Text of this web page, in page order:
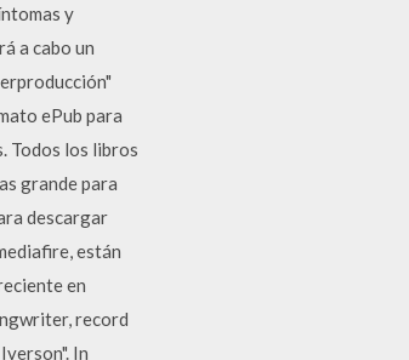
y
a cabo un
ePub para
Todos los libros
grande para
descargar
están
en
record
In